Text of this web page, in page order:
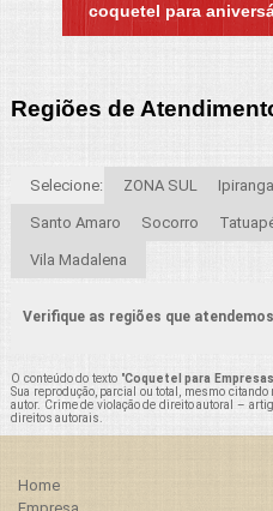
coquetel para
Regiões de
Selecione: ZONA SUL Ipiranga
Santo Amaro Socorro
Vila Madalena
Verifique as regiões que atendemos
O conteúdo do texto "Coquetel para
Sua reprodução, parcial ou total, mesmo
autor. Crime de violação de direito autoral –
direitos autorais.
Home